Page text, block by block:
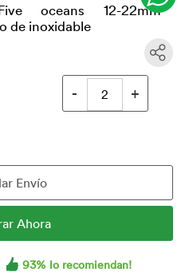
oceans 12-22mm
de inoxidable
93% lo recomiendan!